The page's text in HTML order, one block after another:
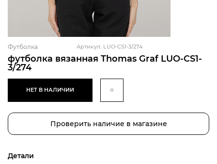
футболка вязанная Thomas Graf LUO-CS1-
3/274
Футболка Артикул: LUO-CS1-3/274
НЕТ В НАЛИЧИИ
Проверить наличие в магазине
Детали